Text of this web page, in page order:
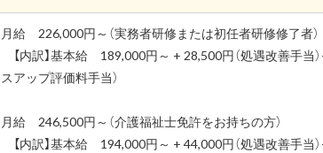
月給 226,000円～（実務者研修または初任者研修修了者）
【内訳】基本給 189,000円～ + 28,500円（処遇改善手当
スアップ評価料手当）
月給 246,500円～（介護福祉士免許をお持ちの方）
【内訳】基本給 194,000円～ + 44,000円（処遇改善手当